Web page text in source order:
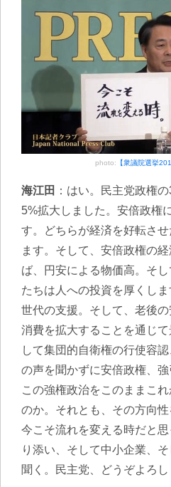
photo: 【衆議院選挙
海江田 ：はい。民主党政権
5%拡大しました。安倍政権
す。どちらが経済を好転さ
ます。そして、安倍政権の
ば、円安による物価高。そ
たちは人への投資を厚くし
世代の支援。そして、老後の
消費を拡大することを通じ
して集団的自衛権の行使容
の声を聞かずに安倍政権、強
この強権政治をこのままこ
のか。それとも、その方向
今こそ流れを変える時だと
り添い、そして中小企業、
聞く。民主党、どうぞよろし